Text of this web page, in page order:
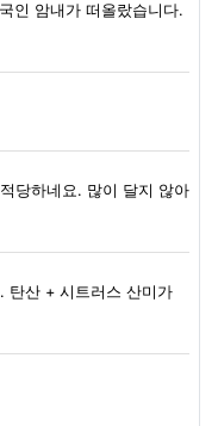
인 암내가 떠올랐습니다.
당하네요. 많이 달지 않아
탄산 + 시트러스 산미가